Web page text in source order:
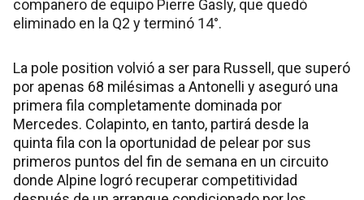
compañero de equipo Pierre Gasly, que quedó
eliminado en la Q2 y terminó 14°.
La pole position volvió a ser para Russell, que superó
por apenas 68 milésimas a Antonelli y aseguró una
primera fila completamente dominada por
Mercedes. Colapinto, en tanto, partirá desde la
quinta fila con la oportunidad de pelear por sus
primeros puntos del fin de semana en un circuito
donde Alpine logró recuperar competitividad